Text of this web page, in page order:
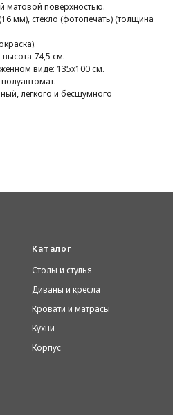
матовой поверхностью.
мм), стекло (фотопечать) (толщина
74,5 см.
виде: 135х100 см.
легкого и бесшумного
Каталог
Столы и стулья
Диваны и кресла
Кровати и матрасы
Кухни
Корпус